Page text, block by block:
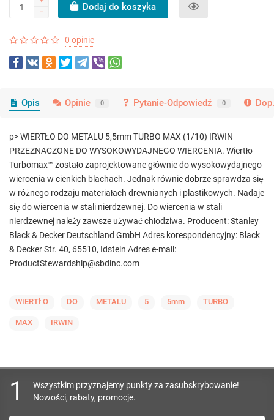
Dodaj do koszyka
0 opinie
Opis Opinie 0 Pytanie-Odpowiedź 0
p> WIERTŁO DO METALU 5,5mm TURBO MAX (1/10) IRWIN
PRZEZNACZONE DO WYSOKOWYDAJNEGO WIERCENIA. Wiertło
Turbomax™ zostało zaprojektowane głównie do wysokowydajnego
wiercenia w cienkich blachach. Jednak równie dobrze sprawdza się
w różnego rodzaju materiałach drewnianych i plastikowych. Nadaje
się do wiercenia w stali nierdzewnej. Do wiercenia w stali
nierdzewnej należy zawsze używać chłodziwa. Producent: Stanley
Black & Decker Deutschland GmbH Adres korespondencyjny: Black
& Decker Str. 40, 65510, Idstein Adres e-mail:
ProductStewardship@sbdinc.com
WIERTŁO DO METALU 5 5mm TURBO
MAX IRWIN
1
Wszystkim przyznajemy punkty za zasubskrybowanie!
Nowości, rabaty, promocje.